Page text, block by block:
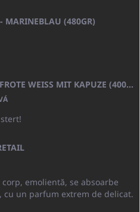
MARINEBLAU (480GR)
KINDERBADEMANTEL BEYAZ, FROTE WEISS MIT KAPUZE (400GR)
emolientă, se absoarbe
un parfum extrem de delicat.